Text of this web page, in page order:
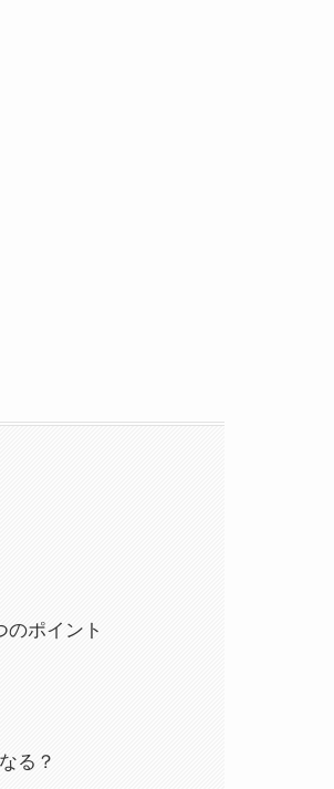
ポイント
る？